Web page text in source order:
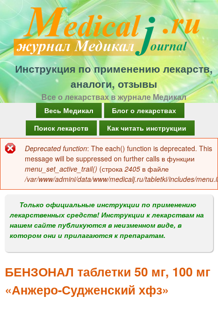
Перейти
к
основному
содержанию
Инструкция по применению лекарств,
аналоги, отзывы
Все о лекарствах в журнале Медикал
а
в
о
м
е
н
Весь Медикал
Блог о лекарствах
Поиск лекарств
Как читать инструкции
Сообщение
об
ошибке
Deprecated function: The each() function is deprecated. This
message will be suppressed on further calls в функции
menu_set_active_trail() (строка 2405 в файле
/var/www/admini/data/www/medicalj.ru/tabletki/includes/
Только официальные инструкции по применению
лекарственных средств! Инструкции к лекарствам на
нашем сайте публикуются в неизменном виде, в
котором они и прилагаются к препаратам.
БЕНЗОНАЛ таблетки 50 мг, 100 мг
«Анжеро-Судженский хфз»